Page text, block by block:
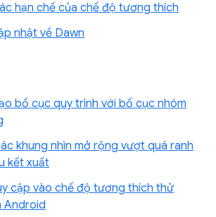
hạn chế của chế độ tương thích
nhật về Dawn
bố cục quy trình với bố cục nhóm
khung nhìn mở rộng vượt quá ranh
kết xuất
cập vào chế độ tương thích thử
Android